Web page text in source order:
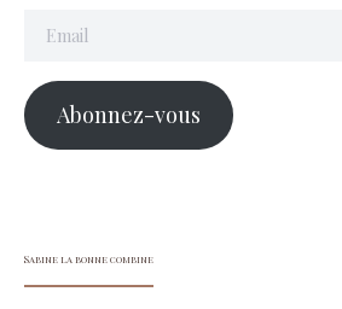
Abonnez-vous
Sabine la bonne combine